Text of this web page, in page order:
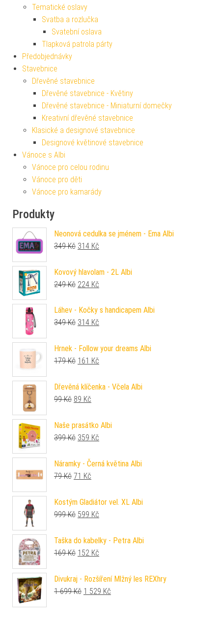
Tematické oslavy
Svatba a rozlučka
Svatební oslava
Tlapková patrola párty
Předobjednávky
Stavebnice
Dřevěné stavebnice
Dřevěné stavebnice - Květiny
Dřevěné stavebnice - Miniaturní domečky
Kreativní dřevěné stavebnice
Klasické a designové stavebnice
Designové květinové stavebnice
Vánoce s Albi
Vánoce pro celou rodinu
Vánoce pro děti
Vánoce pro kamarády
Produkty
Neonová cedulka se jménem - Ema Albi
349Kč Původní cena byla: 349 Kč.
314 Kč
Kovový hlavolam - 2L Albi
249Kč Původní cena byla: 249 Kč.
224 Kč
Láhev - Kočky s handicapem Albi
349Kč Původní cena byla: 349 Kč.
314 Kč
Hrnek - Follow your dreams Albi
179Kč Původní cena byla: 179 Kč.
161 Kč
Dřevěná klíčenka - Včela Albi
99Kč Původní cena byla: 99 Kč.
89 Kč
Naše prasátko Albi
399Kč Původní cena byla: 399 Kč.
359 Kč
Náramky - Černá květina Albi
79Kč Původní cena byla: 79 Kč.
71 Kč
Kostým Gladiátor vel. XL Albi
999Kč Původní cena byla: 999 Kč.
599 Kč
Taška do kabelky - Petra Albi
169Kč Původní cena byla: 169 Kč.
152 Kč
Divukraj - Rozšíření Mlžný les REXhry
1 699Kč Původní cena byla: 1 699 Kč.
1 529 Kč